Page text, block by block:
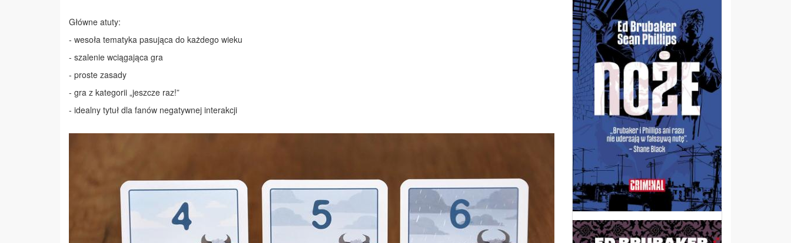
Główne atuty:
- wesoła tematyka pasująca do każdego wieku
- szalenie wciągająca gra
- proste zasady
- gra z kategorii „jeszcze raz!”
- idealny tytuł dla fanów negatywnej interakcji